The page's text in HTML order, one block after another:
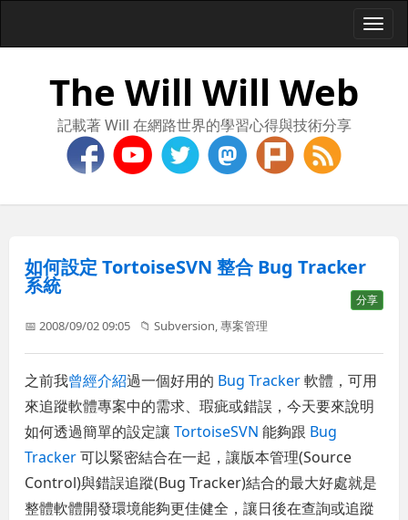
The Will Will Web
記載著 Will 在網路世界的學習心得與技術分享
如何設定 TortoiseSVN 整合 Bug Tracker
系統
分享
📅 2008/09/02 09:05 📁Subversion ,專案管理
之前我曾經介紹過一個好用的 Bug Tracker軟體，可用
來追蹤軟體專案中的需求、瑕疵或錯誤，今天要來說明
如何透過簡單的設定讓TortoiseSVN 能夠跟 Bug
Tracker可以緊密結合在一起，讓版本管理(Source
Control)與錯誤追蹤(Bug Tracker)結合的最大好處就是
整體軟體開發環境能夠更佳健全，讓日後在查詢或追蹤